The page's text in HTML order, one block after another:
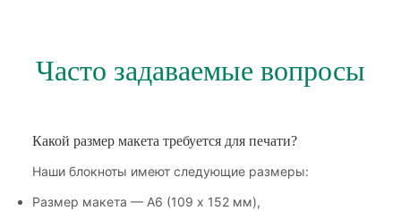
Часто задаваемые вопросы
Какой размер макета требуется для печати?
Наши блокноты имеют следующие размеры:
Размер макета — А6 (109 х 152 мм),